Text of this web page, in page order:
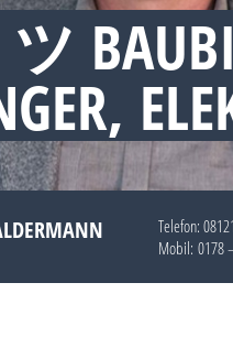
ツ
Telefon:
Mobil: 0178